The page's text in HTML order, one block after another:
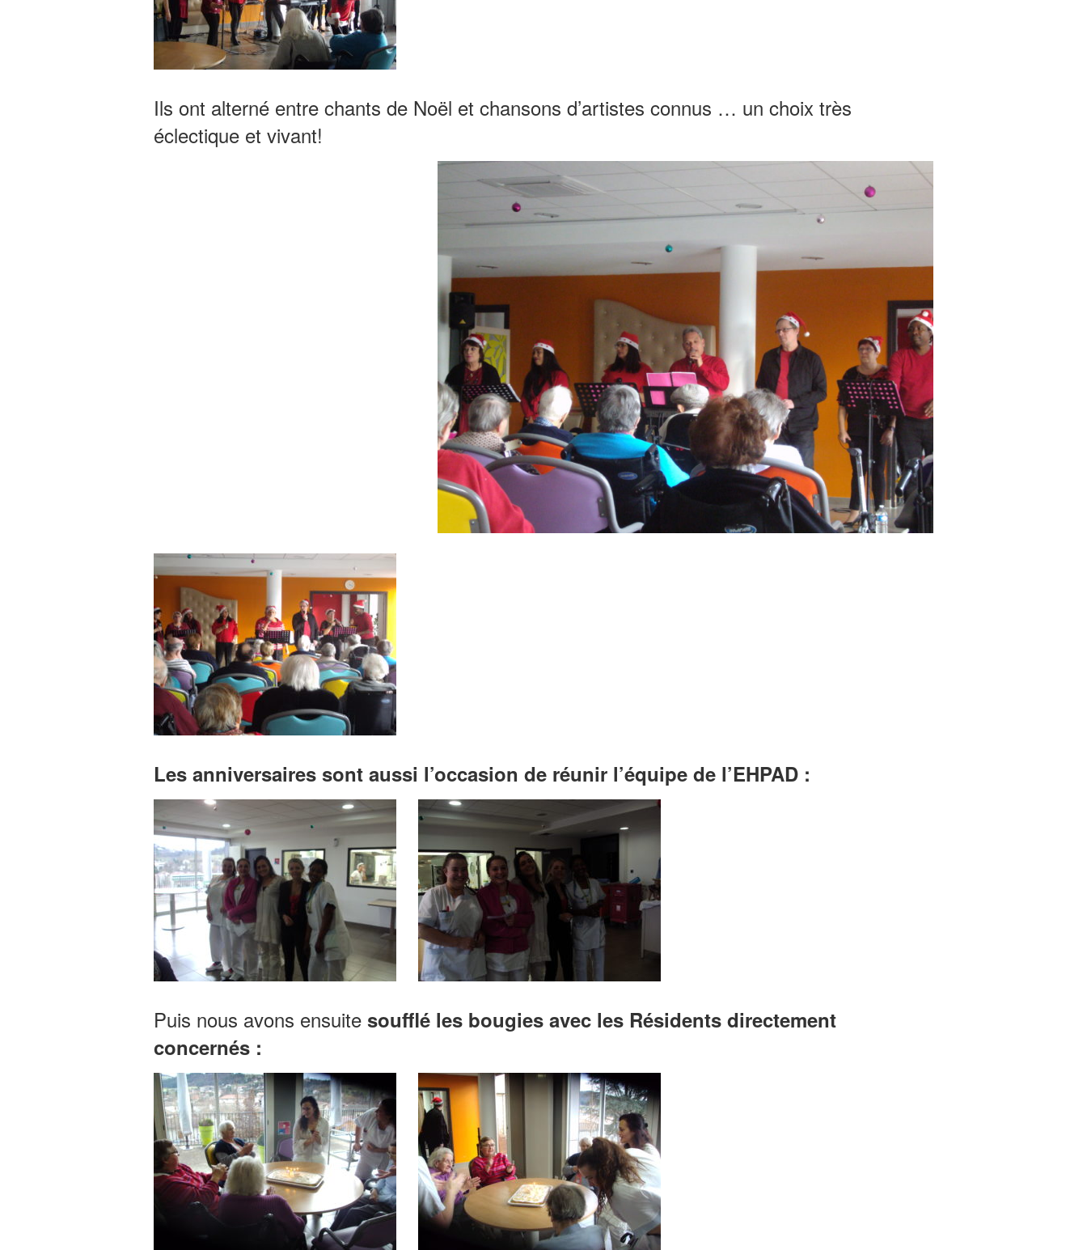
Ils ont alterné entre chants de Noël et chansons d’artistes connus … un choix très
éclectique et vivant!
Les anniversaires sont aussi l’occasion de réunir l’équipe de l’EHPAD :
Puis nous avons ensuite soufflé les bougies avec les Résidents directement
concernés :